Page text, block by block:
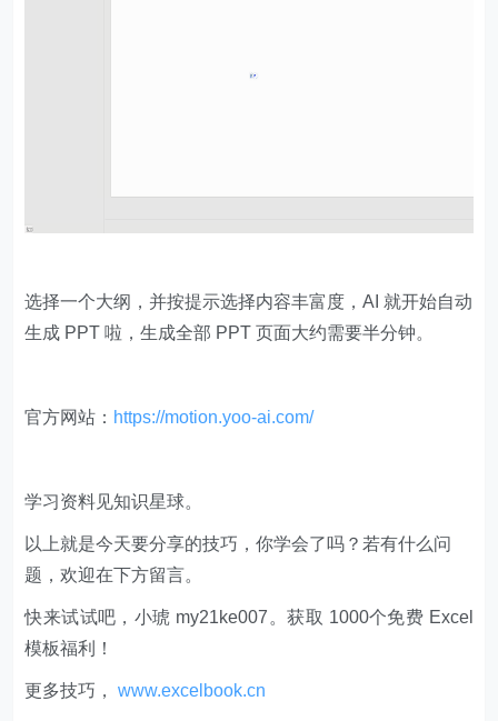
选择一个大纲，并按提示选择内容丰富度，AI 就开始自动
生成 PPT 啦，生成全部 PPT 页面大约需要半分钟。
官方网站： https://motion.yoo-ai.com/
学习资料见知识星球。
以上就是今天要分享的技巧，你学会了吗？若有什么问
题，欢迎在下方留言。
快来试试吧，小琥 my21ke007。获取 1000个免费 Excel
模板福利​​​​！
更多技巧，www.excelbook.cn